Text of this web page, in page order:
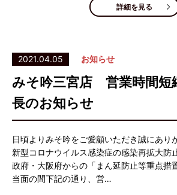
詳細を見る
2021.04.05 お知らせ
みそ吟三宮店 営業時間短
長のお知らせ
日頃よりみそ吟をご愛顧いただき誠にあり
新型コロナウイルス感染症の感染再拡大防
政府・大阪府からの「まん延防止等重点措
当面の間下記の通り、営…